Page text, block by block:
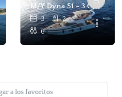
6 Pax Yate A Motor De Lujo
M/Y Dyna 51 - 3 Cabin 6
3
2
6
a los favoritos